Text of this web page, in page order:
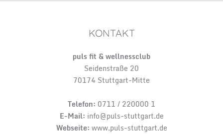
KONTAKT
puls fit & wellnessclub
Seidenstraße 20
70174 Stuttgart-Mitte
Telefon: 0711 / 220000 1
E-Mail: info@puls-stuttgart.de
Webseite: www.puls-stuttgart.de